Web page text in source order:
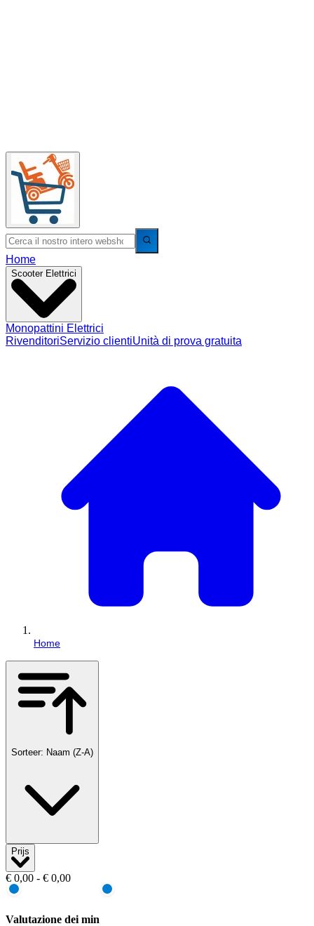
Home
Scooter Elettrici
Monopattini Elettrici
RivenditoriServizio clientiUnità di prova gratuita
Home
Sorteer: Naam (Z-A)
Prijs
€ 0,00 - € 0,00
Valutazione dei min